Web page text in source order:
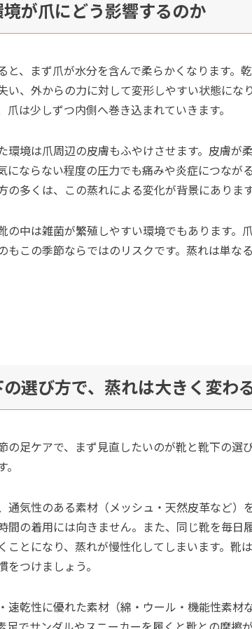
が爪にどう影響するのか
と、まず爪が水分を含んで柔らかくなります。
い、外からの力に対して変形しやすい状態にな
爪は少しずつ内側へ巻き込まれていきます。
環境は爪周辺の皮膚もふやけさせます。皮膚が
にならない程度の圧力でも痛みや炎症につなが
の多くは、この蒸れによる変化が背景にあります
の中は雑菌が繁殖しやすい環境でもあります
もこの季節ならではのリスクです。蒸れは単な
選び方で、蒸れは大きく変わ
の足ケアで、まず見直したいのが靴と靴下の選
通気性のある素材（メッシュ・天然皮革など）
間の着用には向きません。また、同じ靴を毎日
ことになり、蒸れが慢性化してしまいます。靴
をつけましょう。
速乾性に優れた素材（綿・ウール・機能性素材